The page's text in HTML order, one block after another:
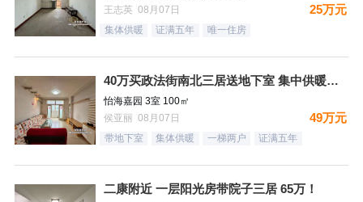
王志英 08月07日
25万元
集体供暖 证满五年 唯一住房
40万买政法街南北三居送地下室 集中供暖税费低
怡海嘉园 3室 100㎡
侯亚丽 08月07日
49万元
带地下室 集体供暖 一梯两户 证满五年
二康附近 一层阳光房带院子三居 65万！